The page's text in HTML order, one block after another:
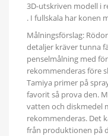
3D-utskriven modell i
. I fullskala har konen
Målningsförslag:
detaljer kräver tunna
penselmålning med
rekommenderas före
Tamiya primer på
favorit så prova den.
vatten och diskmedel
rekommenderas. Det
från produktionen på